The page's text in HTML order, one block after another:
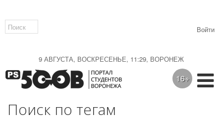
9 АВГУСТА, ВОСКРЕСЕНЬЕ, 11:29, ВОРОНЕЖ
Войти
16+
Поиск по тегам